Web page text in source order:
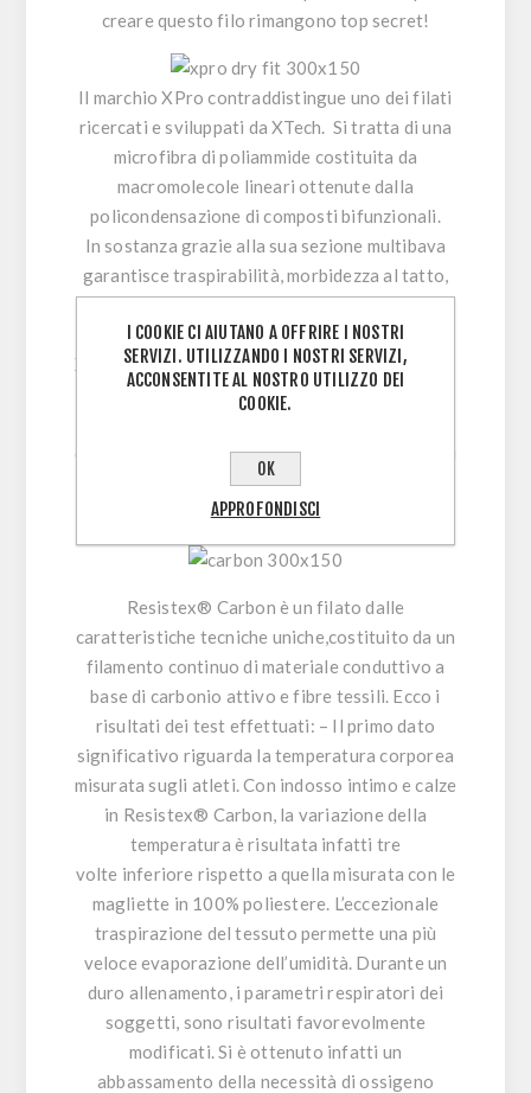
creare questo filo rimangono top secret!
Il marchioXPro contraddistingue uno dei filati
ricercati e sviluppati da XTech. Si tratta di una
microfibra di poliammide costituita da
macromolecole lineari ottenute dalla
policondensazione di composti bifunzionali.
In sostanza grazie alla sua sezione multibava
garantisce traspirabilità, morbidezza al tatto,
resistenza all’usura e facilità di tintura in
qualsiasi colore. Abbinato al polipropilene
XDry le caratteristiche dei 2 filati si uniscono e
danno vita a prodotti con performance
questo filo è gelosamente custodita negli uffici
XTech e top secret!
Resistex® Carbon è un filato dalle
caratteristiche tecniche uniche,costituito da un
filamento continuo di materiale conduttivo a
base di carbonio attivo e fibre tessili. Ecco i
risultati dei test effettuati: – Il primo dato
significativo riguarda la temperatura corporea
misurata sugli atleti. Con indosso intimo e calze
in Resistex® Carbon, la variazione della
temperatura è risultata infatti tre
volte inferiore rispetto a quella misurata con le
magliette in 100% poliestere. L’eccezionale
traspirazione del tessuto permette una più
veloce evaporazione dell’umidità. Durante un
duro allenamento, i parametri respiratori dei
soggetti, sono risultati favorevolmente
modificati. Si è ottenuto infatti un
abbassamento della necessità di ossigeno
I COOKIE CI AIUTANO A OFFRIRE I NOSTRI
SERVIZI. UTILIZZANDO I NOSTRI SERVIZI,
ACCONSENTITE AL NOSTRO UTILIZZO DEI
COOKIE.
OK
APPROFONDISCI